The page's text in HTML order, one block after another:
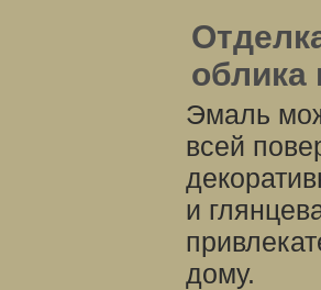
облика
Эмаль
всей
и
дому.